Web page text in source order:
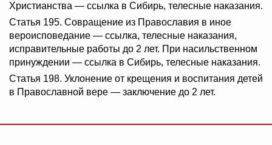
Христианства — ссылка в Сибирь, телесные наказания.
Статья 195. Совращение из Православия в иное
вероисповедание — ссылка, телесные наказания,
исправительные работы до 2 лет. При насильственном
принуждении — ссылка в Сибирь, телесные наказания.
Статья 198. Уклонение от крещения и воспитания детей
в Православной вере — заключение до 2 лет.